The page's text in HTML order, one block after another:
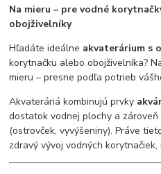
Na mieru – pre vodné
obojživelníky
Hľadáte ideálne akvaterárium s
korytnačku alebo obojživelníka?
mieru – presne podľa potrieb
Akvateráriá kombinujú prvky
dostatok vodnej plochy a
(ostrovček, vyvýšeniny). Práve
zdravý vývoj vodných korytnačiek,